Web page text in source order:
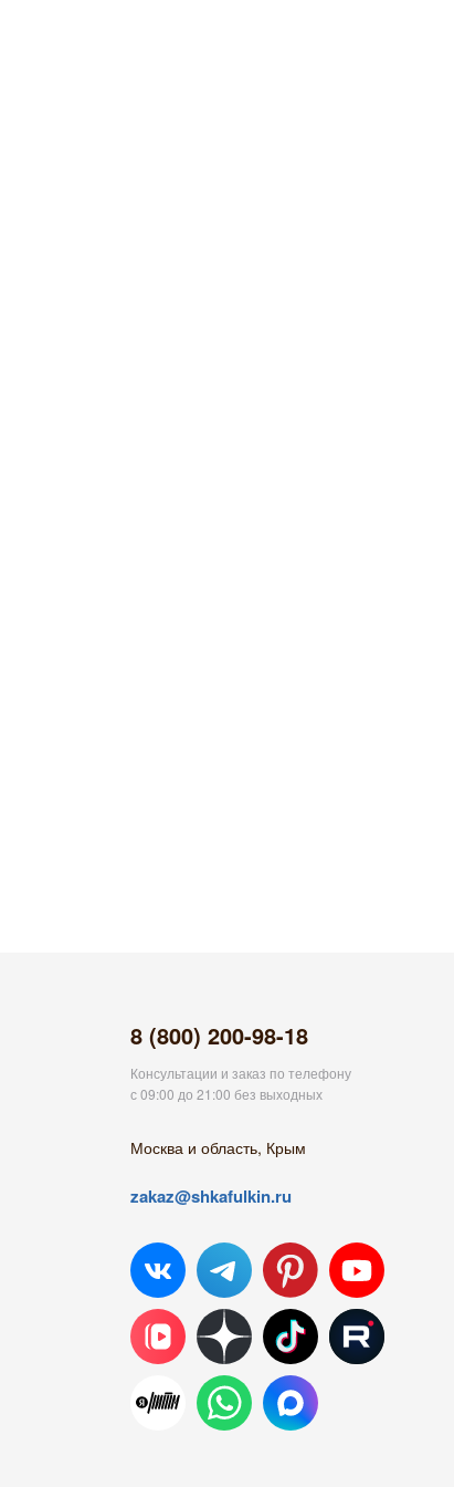
8 (800) 200-98-18
Консультации и заказ по телефону
с 09:00 до 21:00 без выходных
Москва и область, Крым
zakaz@shkafulkin.ru